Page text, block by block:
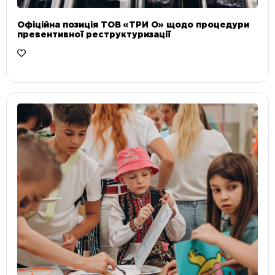
Офіційна позиція ТОВ «ТРИ О» щодо процедури
превентивної реструктуризації